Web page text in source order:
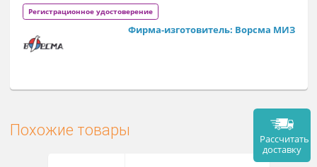
Предназначена для распиливания твердых тканей при
резекции, ампутации конечностей.
Полотно пилы изготовлено из высококачественной
медицинской стали, способной выдержать многократные
Фирма-изготовитель: Ворсма